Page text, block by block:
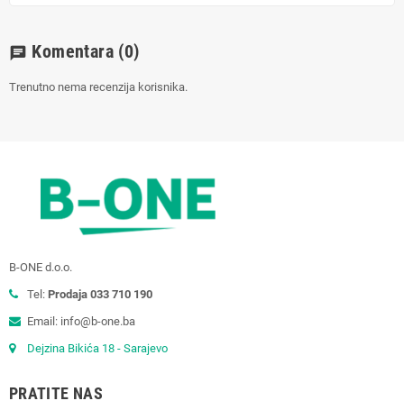
chat Komentara (0)
Trenutno nema recenzija korisnika.
B-ONE d.o.o.
Tel: Prodaja 033 710 190
Email: info@b-one.ba
Dejzina Bikića 18 - Sarajevo
PRATITE NAS